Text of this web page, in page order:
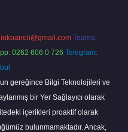
Teams:
0262 606 0 726 Telegram:
gereğince Bilgi Teknolojileri ve
bir Yer Sağlayıcı olarak
içerikleri proaktif olarak
bulunmamaktadır. Ancak,